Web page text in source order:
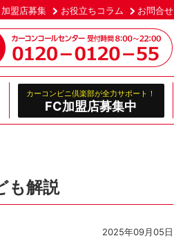
加盟店募集 お役立ちコラム お問合せ
カーコンビニ倶楽部が全力サポート！
FC加盟店募集中
も解説
2025年09月05日